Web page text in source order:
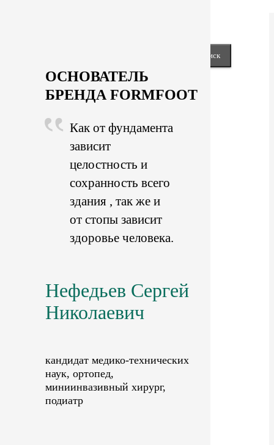
ОСНОВАТЕЛЬ
БРЕНДА FORMFOOT
Как от фундамента
зависит
целостность и
сохранность всего
здания , так же и
от стопы зависит
здоровье человека.
Нефедьев Сергей
Николаевич
кандидат медико-технических
наук, ортопед,
миниинвазивный хирург,
подиатр